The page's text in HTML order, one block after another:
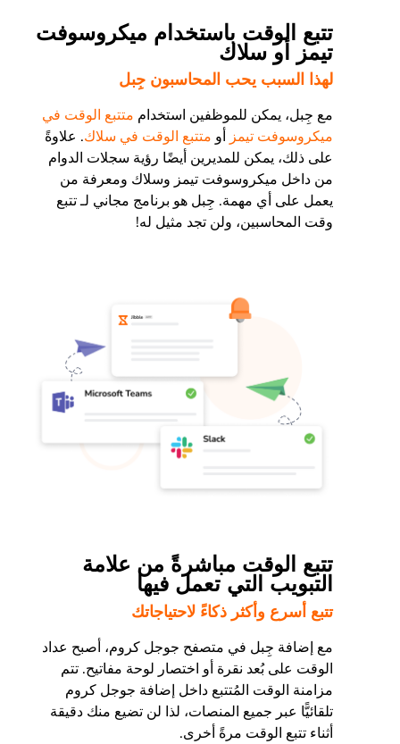
تتبع الوقت باستخدام ميكروسوفت
تيمز أو سلاك
لهذا السبب يحب المحاسبون جِبل
مع جِبل، يمكن للموظفين استخدام متتبع الوقت في
ميكروسوفت تيمز أو متتبع الوقت في سلاك. علاوةً
على ذلك، يمكن للمديرين أيضًا رؤية سجلات الدوام
من داخل ميكروسوفت تيمز وسلاك ومعرفة من
يعمل على أي مهمة. جِبل هو برنامج مجاني لـ تتبع
وقت المحاسبين، ولن تجد مثيل له!
تتبع الوقت مباشرةً من علامة
التبويب التي تعمل فيها
تتبع أسرع وأكثر ذكاءً لاحتياجاتك
مع إضافة جِبل في متصفح جوجل كروم، أصبح عداد
الوقت على بُعد نقرة أو اختصار لوحة مفاتيح. تتم
مزامنة الوقت المُتتبع داخل إضافة جوجل كروم
تلقائيًّا عبر جميع المنصات، لذا لن تضيع منك دقيقة
أثناء تتبع الوقت مرةً أخرى.